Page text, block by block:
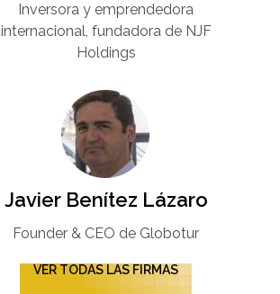
Inversora y emprendedora
internacional, fundadora de NJF
Holdings
Javier Benítez Lázaro
Founder & CEO de Globotur​
VER TODAS LAS FIRMAS